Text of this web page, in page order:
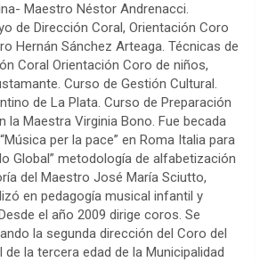
Maestro Néstor Andrenacci.
de Dirección Coral, Orientación Coro
Hernán Sánchez Arteaga. Técnicas de
Coral Orientación Coro de niños,
Curso de Gestión Cultural.
de La Plata. Curso de Preparación
la Maestra Virginia Bono. Fue becada
per la pace” en Roma Italia para
Global” metodología de alfabetización
del Maestro José María Sciutto,
en pedagogía musical infantil y
el año 2009 dirige coros. Se
la segunda dirección del Coro del
la tercera edad de la Municipalidad